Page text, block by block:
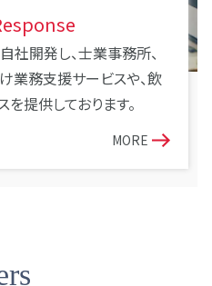
社開発し、士業事務所、
業務支援サービスや、飲
提供しております。
MORE